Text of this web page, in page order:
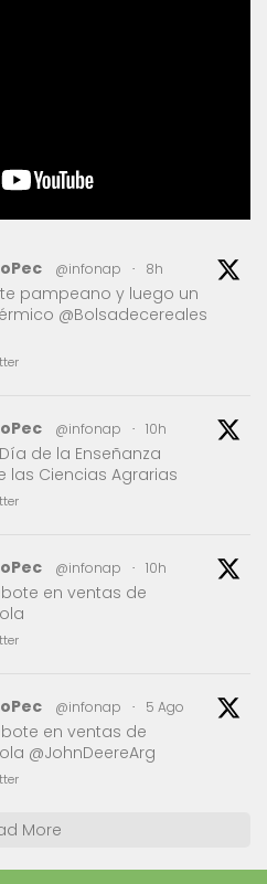
@infonap · 8h
pampeano y luego un
@Bolsadecereales
@infonap · 10h
de la Enseñanza
las Ciencias Agrarias
@infonap · 10h
en ventas de
@infonap · 5 Ago
en ventas de
@JohnDeereArg
More